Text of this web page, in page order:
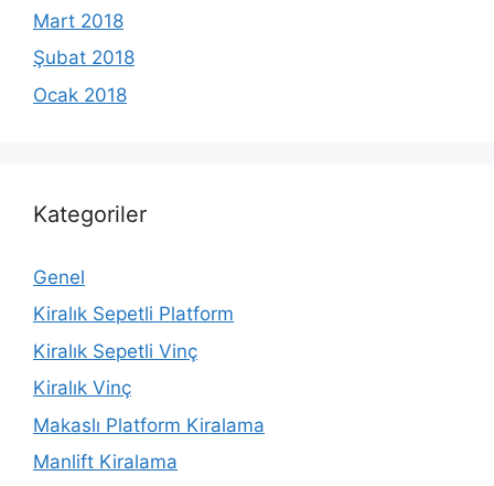
Mart 2018
Şubat 2018
Ocak 2018
Kategoriler
Genel
Kiralık Sepetli Platform
Kiralık Sepetli Vinç
Kiralık Vinç
Makaslı Platform Kiralama
Manlift Kiralama